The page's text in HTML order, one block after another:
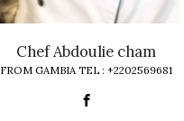
Chef Abdoulie cham
FROM GAMBIA TEL : +2202569681